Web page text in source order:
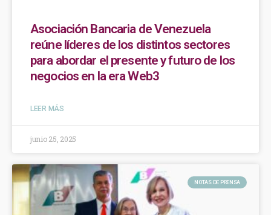
Asociación Bancaria de Venezuela
reúne líderes de los distintos sectores
para abordar el presente y futuro de los
negocios en la era Web3
LEER MÁS
junio 25, 2025
NOTAS DE PRENSA